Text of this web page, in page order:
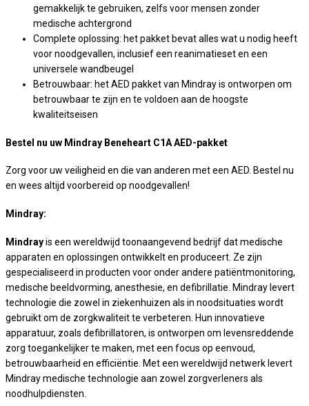
gemakkelijk te gebruiken, zelfs voor mensen zonder
medische achtergrond
Complete oplossing: het pakket bevat alles wat u nodig heeft
voor noodgevallen, inclusief een reanimatieset en een
universele wandbeugel
Betrouwbaar: het AED pakket van Mindray is ontworpen om
betrouwbaar te zijn en te voldoen aan de hoogste
kwaliteitseisen
Bestel nu uw Mindray Beneheart C1A AED-pakket
Zorg voor uw veiligheid en die van anderen met een AED. Bestel nu
en wees altijd voorbereid op noodgevallen!
Mindray:
Mindrayis een wereldwijd toonaangevend bedrijf dat medische
apparaten en oplossingen ontwikkelt en produceert. Ze zijn
gespecialiseerd in producten voor onder andere patiëntmonitoring,
medische beeldvorming, anesthesie, en defibrillatie. Mindray levert
technologie die zowel in ziekenhuizen als in noodsituaties wordt
gebruikt om de zorgkwaliteit te verbeteren. Hun innovatieve
apparatuur, zoals defibrillatoren, is ontworpen om levensreddende
zorg toegankelijker te maken, met een focus op eenvoud,
betrouwbaarheid en efficiëntie. Met een wereldwijd netwerk levert
Mindray medische technologie aan zowel zorgverleners als
noodhulpdiensten.